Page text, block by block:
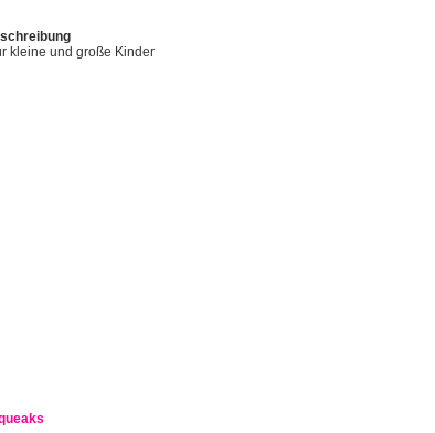
kleine und große Kinder